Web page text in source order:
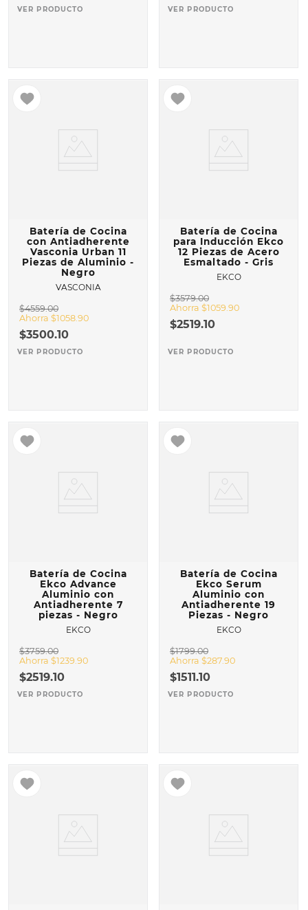
VER PRODUCTO VER PRODUCTO
Batería de Cocina
con Antiadherente
Vasconia Urban 11
Piezas de Aluminio -
Negro
VASCONIA
$4559.00
Ahorra $1058.90
$3500.10
VER PRODUCTO
Batería de Cocina
para Inducción Ekco
12 Piezas de Acero
Esmaltado - Gris
EKCO
$3579.00
Ahorra $1059.90
$2519.10
VER PRODUCTO
Batería de Cocina
Ekco Advance
Aluminio con
Antiadherente 7
piezas - Negro
EKCO
$3759.00
Ahorra $1239.90
$2519.10
VER PRODUCTO
Batería de Cocina
Ekco Serum
Aluminio con
Antiadherente 19
Piezas - Negro
EKCO
$1799.00
Ahorra $287.90
$1511.10
VER PRODUCTO